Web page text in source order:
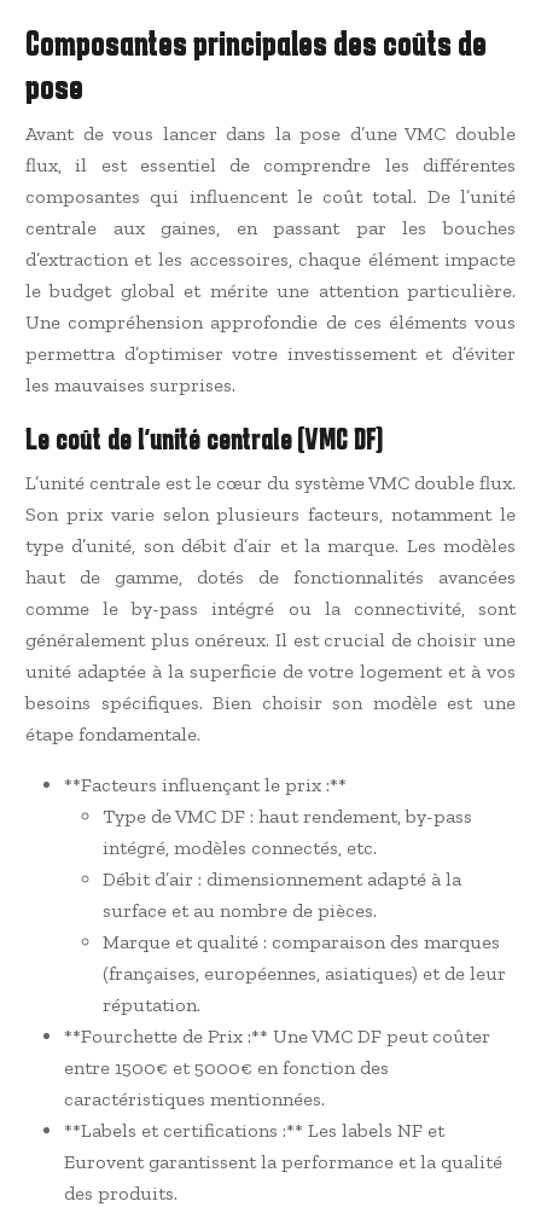
Composantes principales des coûts de
pose
Avant de vous lancer dans la pose d’une VMC double
flux, il est essentiel de comprendre les différentes
composantes qui influencent le coût total. De l’unité
centrale aux gaines, en passant par les bouches
d’extraction et les accessoires, chaque élément impacte
le budget global et mérite une attention particulière.
Une compréhension approfondie de ces éléments vous
permettra d’optimiser votre investissement et d’éviter
les mauvaises surprises.
Le coût de l’unité centrale (VMC DF)
L’unité centrale est le cœur du système VMC double flux.
Son prix varie selon plusieurs facteurs, notamment le
type d’unité, son débit d’air et la marque. Les modèles
haut de gamme, dotés de fonctionnalités avancées
comme le by-pass intégré ou la connectivité, sont
généralement plus onéreux. Il est crucial de choisir une
unité adaptée à la superficie de votre logement et à vos
besoins spécifiques. Bien choisir son modèle est une
étape fondamentale.
**Facteurs influençant le prix :**
Type de VMC DF : haut rendement, by-pass
intégré, modèles connectés, etc.
Débit d’air : dimensionnement adapté à la
surface et au nombre de pièces.
Marque et qualité : comparaison des marques
(françaises, européennes, asiatiques) et de leur
réputation.
**Fourchette de Prix :** Une VMC DF peut coûter
entre 1500€ et 5000€ en fonction des
caractéristiques mentionnées.
**Labels et certifications :** Les labels NF et
Eurovent garantissent la performance et la qualité
des produits.